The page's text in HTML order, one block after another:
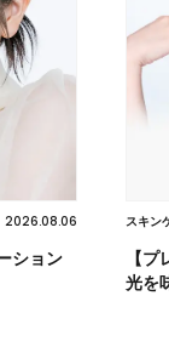
2026.08.06
ション
スキン
【
光を